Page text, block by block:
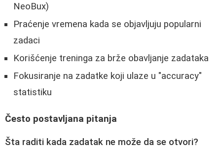
NeoBux)
Praćenje vremena kada se objavljuju popularni
zadaci
Korišćenje treninga za brže obavljanje zadataka
Fokusiranje na zadatke koji ulaze u "accuracy"
statistiku
Često postavljana pitanja
Šta raditi kada zadatak ne može da se otvori?